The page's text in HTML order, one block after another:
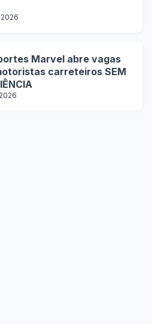
Marvel abre vagas
carreteiros SEM